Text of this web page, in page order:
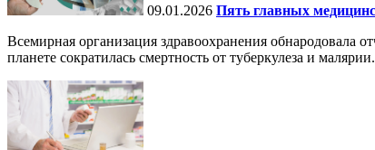
09.01.2026 Пять главных
Всемирная организация здравоохранения обнародовала
планете сократилась смертность от туберкулеза и малярии.